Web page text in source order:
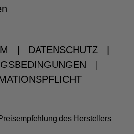
DATENSCHUTZ
des Herstellers